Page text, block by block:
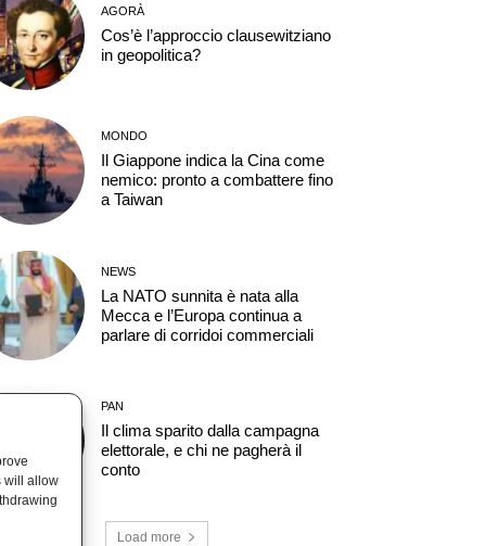
will allow
AGORÀ
Cos’è l’approccio clausewitziano
in geopolitica?
MONDO
Il Giappone indica la Cina come
nemico: pronto a combattere fino
a Taiwan
NEWS
La NATO sunnita è nata alla
Mecca e l’Europa continua a
parlare di corridoi commerciali
PAN
Il clima sparito dalla campagna
elettorale, e chi ne pagherà il
conto
Load more